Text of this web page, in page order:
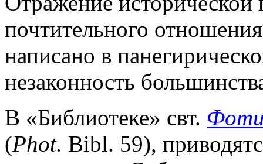
почтительного
написано в
незаконность
В «Библиотеке» свт.
(Phot. Bibl. 59),